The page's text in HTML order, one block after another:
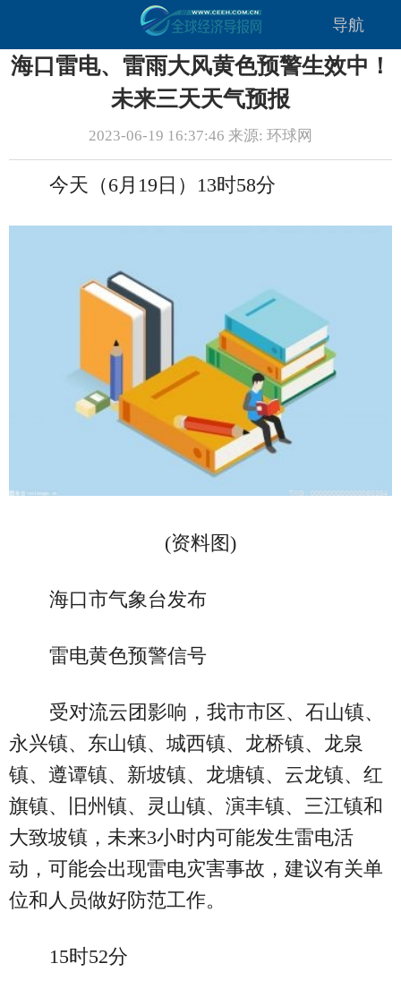
导航
海口雷电、雷雨大风黄色预警生效中！
未来三天天气预报
2023-06-19 16:37:46 来源: 环球网
今天（6月19日）13时58分
(资料图)
海口市气象台发布
雷电黄色预警信号
受对流云团影响，我市市区、石山镇、
永兴镇、东山镇、城西镇、龙桥镇、龙泉
镇、遵谭镇、新坡镇、龙塘镇、云龙镇、红
旗镇、旧州镇、灵山镇、演丰镇、三江镇和
大致坡镇，未来3小时内可能发生雷电活
动，可能会出现雷电灾害事故，建议有关单
位和人员做好防范工作。
15时52分